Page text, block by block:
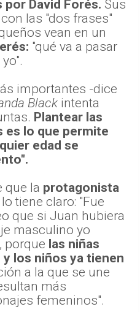
David Forés. Sus
las "dos frases"
vean en un
"qué va a pasar
importantes -dice
Black intenta
Plantear las
es lo que permite
edad se
que la protagonista
tiene claro: "Fue
que si Juan hubiera
masculino yo
porque las niñas
los niños ya tienen
a la que se une
más
femeninos".